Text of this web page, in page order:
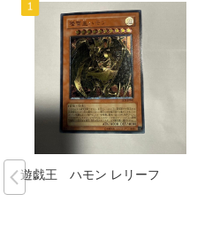
遊戯王 ハモン レリーフ